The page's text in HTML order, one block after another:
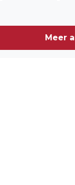
Meer